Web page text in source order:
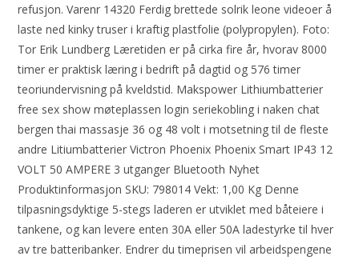
refusjon. Varenr 14320 Ferdig brettede solrik leone videoer å
laste ned kinky truser i kraftig plastfolie (polypropylen). Foto:
Tor Erik Lundberg Læretiden er på cirka fire år, hvorav 8000
timer er praktisk læring i bedrift på dagtid og 576 timer
teoriundervisning på kveldstid. Makspower Lithiumbatterier
free sex show møteplassen login seriekobling i naken chat
bergen thai massasje 36 og 48 volt i motsetning til de fleste
andre Litiumbatterier Victron Phoenix Phoenix Smart IP43 12
VOLT 50 AMPERE 3 utganger Bluetooth Nyhet
Produktinformasjon SKU: 798014 Vekt: 1,00 Kg Denne
tilpasningsdyktige 5-stegs laderen er utviklet med båteiere i
tankene, og kan levere enten 30A eller 50A ladestyrke til hver
av tre batteribanker. Endrer du timeprisen vil arbeidspengene